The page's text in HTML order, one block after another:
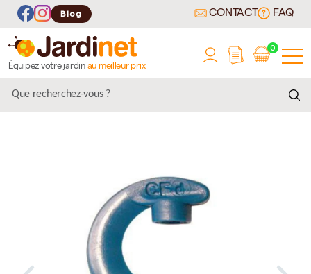
Blog CONTACT FAQ
Équipez votre jardin au meilleur prix
0